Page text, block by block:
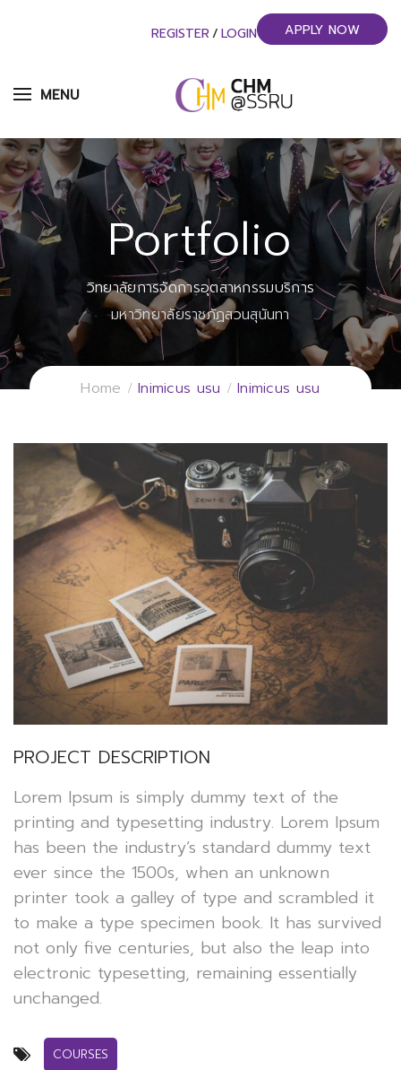
MENU
REGISTER / LOGIN APPLY NOW
Portfolio
วิทยาลัยการจัดการอุตสาหกรรมบริการ
มหาวิทยาลัยราชภัฏสวนสุนันทา
Home Inimicus usu Inimicus usu
PROJECT DESCRIPTION
Lorem Ipsum is simply dummy text of the
printing and typesetting industry. Lorem Ipsum
has been the industry’s standard dummy text
ever since the 1500s, when an unknown
printer took a galley of type and scrambled it
to make a type specimen book. It has survived
not only five centuries, but also the leap into
electronic typesetting, remaining essentially
unchanged.
COURSES